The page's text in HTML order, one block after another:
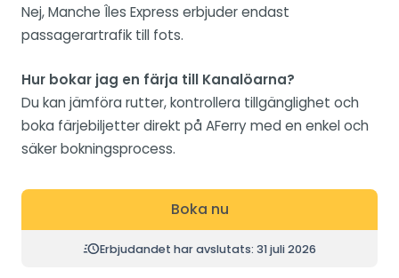
Nej, Manche Îles Express erbjuder endast
passagerartrafik till fots.
Hur bokar jag en färja till Kanalöarna?
Du kan jämföra rutter, kontrollera tillgänglighet och
boka färjebiljetter direkt på AFerry med en enkel och
säker bokningsprocess.
Boka nu
Erbjudandet har avslutats: 31 juli 2026